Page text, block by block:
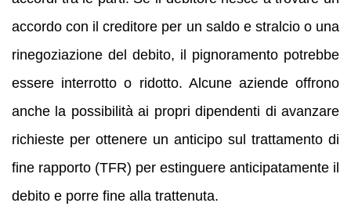
accordo con il creditore per un saldo e stralcio o una
rinegoziazione del debito, il pignoramento potrebbe
essere interrotto o ridotto. Alcune aziende offrono
anche la possibilità ai propri dipendenti di avanzare
richieste per ottenere un anticipo sul trattamento di
fine rapporto (TFR) per estinguere anticipatamente il
debito e porre fine alla trattenuta.